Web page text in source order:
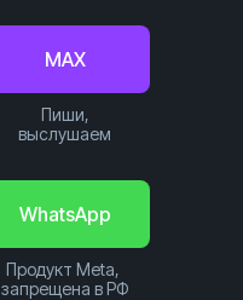
WhatsApp
Продукт Meta,
запрещена в РФ
MAX
Пиши,
выслушаем